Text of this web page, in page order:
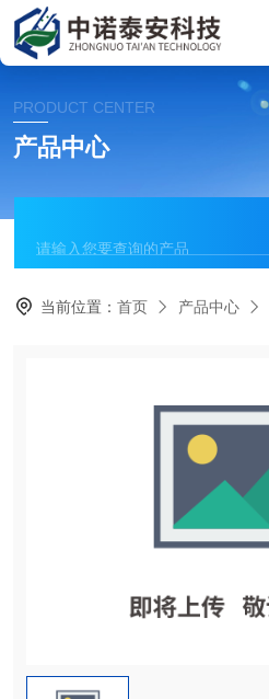
PRODUCT CENTER
产品中心
当前位置：首页 产品中心